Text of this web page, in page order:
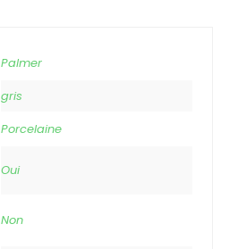
Palmer
gris
Porcelaine
Oui
Non